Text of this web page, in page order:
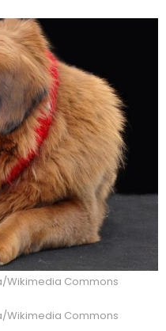
Wikimedia Commons
Wikimedia Commons